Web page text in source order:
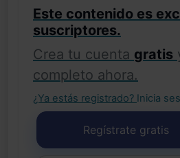
Este contenido es
suscriptores.
Crea tu cuenta gratis
completo ahora.
¿Ya estás registrado? Inicia
Regístrate gratis